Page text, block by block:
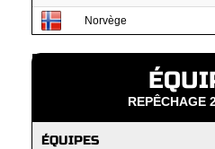
Norvège
REPÊCHAGE
ÉQUIPES